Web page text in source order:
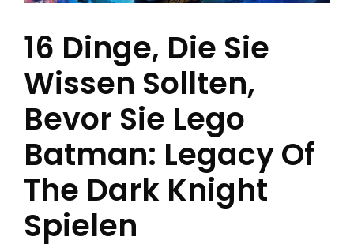
16 Dinge, Die Sie
Wissen Sollten,
Bevor Sie Lego
Batman: Legacy Of
The Dark Knight
Spielen